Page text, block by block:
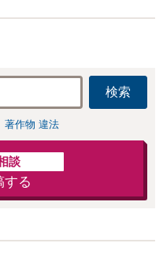
検索
著作物 違法
談
する